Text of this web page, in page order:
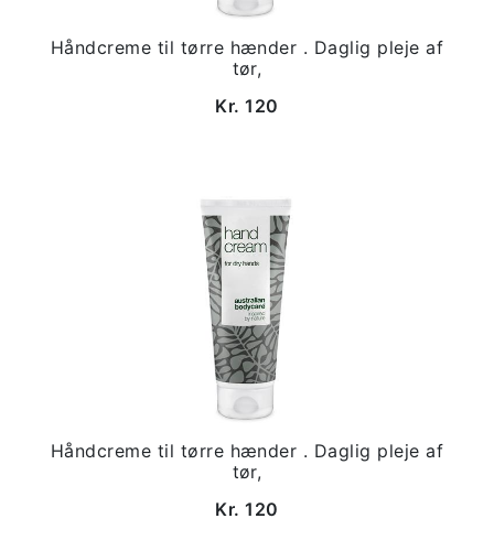
Håndcreme til tørre hænder . Daglig pleje af
tør,
Kr. 120
Håndcreme til tørre hænder . Daglig pleje af
tør,
Kr. 120